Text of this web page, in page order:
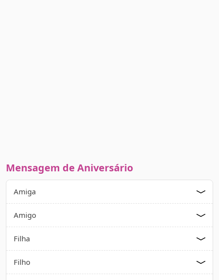
Mensagem de Aniversário
Amiga
Amigo
Filha
Filho